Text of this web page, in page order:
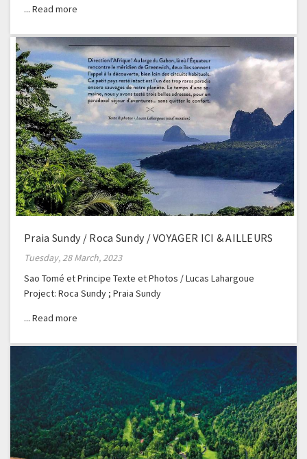
Praia Sundy / Roca Sundy / VOYAGER ICI & AILLEURS
Tuesday, 28 March, 2023
Sao Tomé et Principe Texte et Photos / Lucas Lahargoue
Project: Roca Sundy ; Praia Sundy